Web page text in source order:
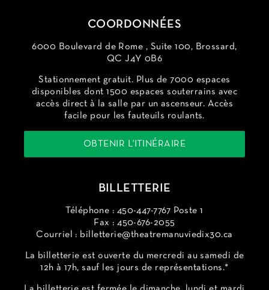
COORDONNÉES
6000 Boulevard de Rome , Suite 100, Brossard,
QC J4Y 0B6
Stationnement gratuit. Plus de 7000 espaces
disponibles dont 1500 espaces souterrains avec
accès direct à la salle par un ascenseur. Accès
facile pour les fauteuils roulants.
OBTENIR L'ITINÉRAIRE
BILLETTERIE
Téléphone : 450-447-7767 Poste 1
Fax : 450-676-2055
Courriel : billetterie@theatremanuviedix30.ca
La billetterie est ouverte du mercredi au samedi de
12h à 17h, sauf les jours de représentations.*